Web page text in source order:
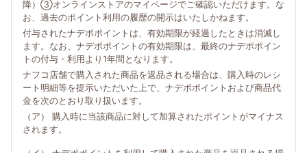
降）③オンラインストアのマイページでご確認いただけます。な
お、過去のポイント利用の履歴の開示はいたしかねます。
付与されたナデポポイントは、有効期限が経過したときは消滅し
ます。なお、ナデポポイントの有効期限は、最終のナデポポイン
トの付与・利用より1年間となります。
ナフコ店舗で購入された商品を返品される場合は、購入時のレシ
ート明細等を提示いただいた上で、ナデポポイントおよび商品代
金を次のとおり取り扱います。
（ア） 購入時に当該商品に対して加算されたポイントがマイナス
されます。